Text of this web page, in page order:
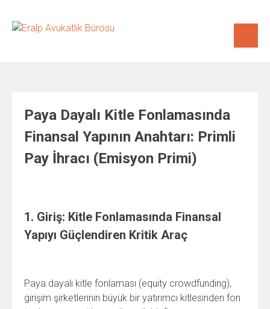
content
Paya Dayalı Kitle Fonlamasında
Finansal Yapının Anahtarı: Primli
Pay İhracı (Emisyon Primi)
1. Giriş: Kitle Fonlamasında Finansal
Yapıyı Güçlendiren Kritik Araç
Paya dayalı kitle fonlaması (equity crowdfunding),
girişim şirketlerinin büyük bir yatırımcı kitlesinden fon